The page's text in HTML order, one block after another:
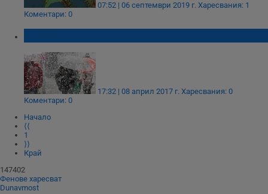
07:52 | 06 септември 2019 г. Харесвания: 1
Коментари: 0
17:32 | 08 април 2017 г. Харесвания: 0
Коментари: 0
Начало
⟨⟨
1
⟩⟩
Край
147402
Фенове харесват
Dunavmost